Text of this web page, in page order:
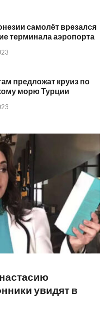
самолёт врезался
терминала аэропорта
предложат круиз по
морю Турции
увидят в